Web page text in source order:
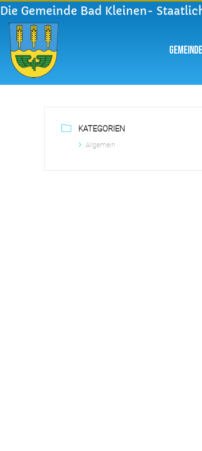
Die Gemeinde Bad Kleinen-
KATEGORIEN
Allgemein